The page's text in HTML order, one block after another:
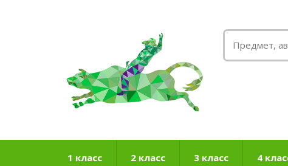
1 класс 2 класс 3 класс 4